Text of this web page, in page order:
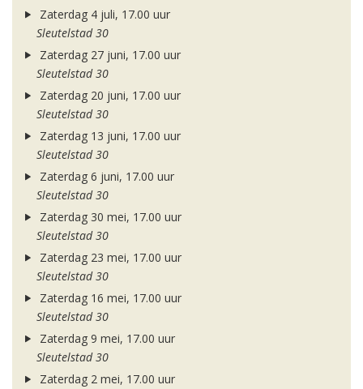
Zaterdag 4 juli, 17.00 uur
Sleutelstad 30
Zaterdag 27 juni, 17.00 uur
Sleutelstad 30
Zaterdag 20 juni, 17.00 uur
Sleutelstad 30
Zaterdag 13 juni, 17.00 uur
Sleutelstad 30
Zaterdag 6 juni, 17.00 uur
Sleutelstad 30
Zaterdag 30 mei, 17.00 uur
Sleutelstad 30
Zaterdag 23 mei, 17.00 uur
Sleutelstad 30
Zaterdag 16 mei, 17.00 uur
Sleutelstad 30
Zaterdag 9 mei, 17.00 uur
Sleutelstad 30
Zaterdag 2 mei, 17.00 uur